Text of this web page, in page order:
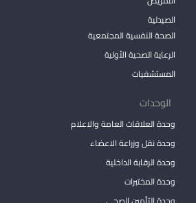
الصيدلية
الصحة النفسية المجتمعية
الرعاية الصحية الأولية
المستشفيات
الوحدات
وحدة العلاقات العامة والاعلام
وحدة نقل وزراعة الاعضاء
وحدة الرقابة الداخلية
وحدة المختبرات